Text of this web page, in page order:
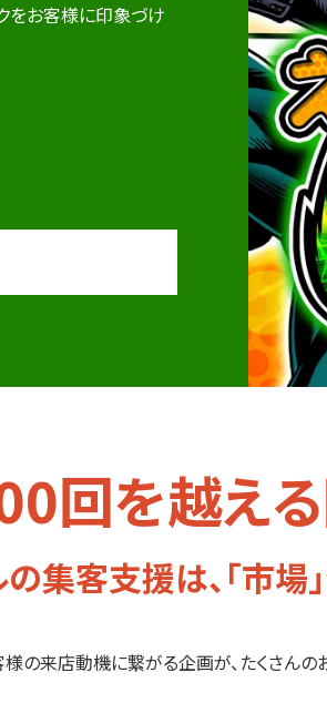
をお客様に印象づけ
回を越える
集客支援は、「市場
の来店動機に繋がる企画が、たくさんの